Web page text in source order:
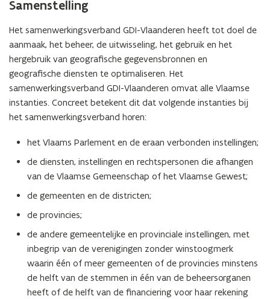
i
e
u
w
v
e
n
e
r
)
n
t
i
n
n
i
e
w
v
e
e
r
)
o
p
e
n
t
i
n
d
o
p
e
n
t
n
i
e
e
n
s
t
e
Samenstelling
Het samenwerkingsverband GDI-Vlaanderen heeft tot doel de
aanmaak, het beheer, de uitwisseling, het gebruik en het
hergebruik van geografische gegevensbronnen en
geografische diensten te optimaliseren. Het
samenwerkingsverband GDI-Vlaanderen omvat alle Vlaamse
instanties. Concreet betekent dit dat volgende instanties bij
het samenwerkingsverband horen:
het Vlaams Parlement en de eraan verbonden instellingen;
de diensten, instellingen en rechtspersonen die afhangen
van de Vlaamse Gemeenschap of het Vlaamse Gewest;
de gemeenten en de districten;
de provincies;
de andere gemeentelijke en provinciale instellingen, met
inbegrip van de verenigingen zonder winstoogmerk
waarin één of meer gemeenten of de provincies minstens
de helft van de stemmen in één van de beheersorganen
heeft of de helft van de financiering voor haar rekening